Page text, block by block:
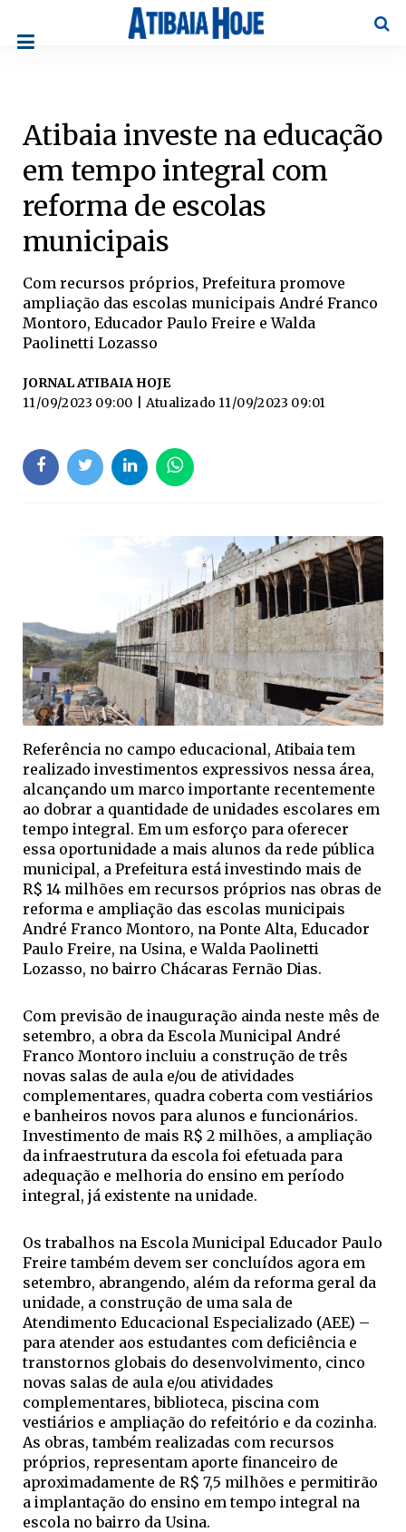
Atibaia investe na educação
em tempo integral com
reforma de escolas
municipais
Com recursos próprios, Prefeitura promove
ampliação das escolas municipais André Franco
Montoro, Educador Paulo Freire e Walda
Paolinetti Lozasso
JORNAL ATIBAIA HOJE
11/09/2023 09:00
| Atualizado 11/09/2023 09:01
Referência no campo educacional, Atibaia tem
realizado investimentos expressivos nessa área,
alcançando um marco importante recentemente
ao dobrar a quantidade de unidades escolares em
tempo integral. Em um esforço para oferecer
essa oportunidade a mais alunos da rede pública
municipal, a Prefeitura está investindo mais de
R$ 14 milhões em recursos próprios nas obras de
reforma e ampliação das escolas municipais
André Franco Montoro, na Ponte Alta, Educador
Paulo Freire, na Usina, e Walda Paolinetti
Lozasso, no bairro Chácaras Fernão Dias.
Com previsão de inauguração ainda neste mês de
setembro, a obra da Escola Municipal André
Franco Montoro incluiu a construção de três
novas salas de aula e/ou de atividades
complementares, quadra coberta com vestiários
e banheiros novos para alunos e funcionários.
Investimento de mais R$ 2 milhões, a ampliação
da infraestrutura da escola foi efetuada para
adequação e melhoria do ensino em período
integral, já existente na unidade.
Os trabalhos na Escola Municipal Educador Paulo
Freire também devem ser concluídos agora em
setembro, abrangendo, além da reforma geral da
unidade, a construção de uma sala de
Atendimento Educacional Especializado (AEE) –
para atender aos estudantes com deficiência e
transtornos globais do desenvolvimento, cinco
novas salas de aula e/ou atividades
complementares, biblioteca, piscina com
vestiários e ampliação do refeitório e da cozinha.
As obras, também realizadas com recursos
próprios, representam aporte financeiro de
aproximadamente de R$ 7,5 milhões e permitirão
a implantação do ensino em tempo integral na
escola no bairro da Usina.